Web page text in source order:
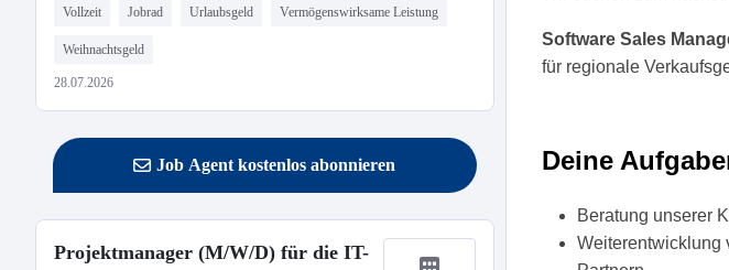
Vollzeit Jobrad Urlaubsgeld Vermögenswirksame Leistung
Weihnachtsgeld
28.07.2026
Job Agent kostenlos abonnieren
Projektmanager (M/W/D) für die IT-